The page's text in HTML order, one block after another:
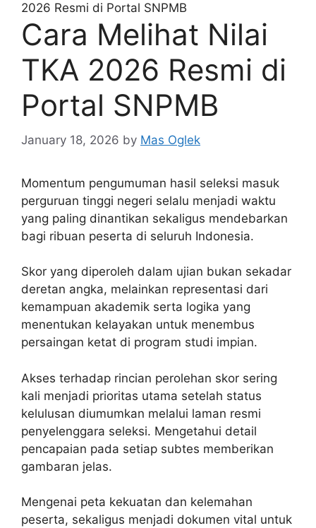
2026 Resmi di Portal SNPMB
Cara Melihat Nilai
TKA 2026 Resmi di
Portal SNPMB
January 18, 2026 by Mas Oglek
Momentum pengumuman hasil seleksi masuk
perguruan tinggi negeri selalu menjadi waktu
yang paling dinantikan sekaligus mendebarkan
bagi ribuan peserta di seluruh Indonesia.
Skor yang diperoleh dalam ujian bukan sekadar
deretan angka, melainkan representasi dari
kemampuan akademik serta logika yang
menentukan kelayakan untuk menembus
persaingan ketat di program studi impian.
Akses terhadap rincian perolehan skor sering
kali menjadi prioritas utama setelah status
kelulusan diumumkan melalui laman resmi
penyelenggara seleksi. Mengetahui detail
pencapaian pada setiap subtes memberikan
gambaran jelas.
Mengenai peta kekuatan dan kelemahan
peserta, sekaligus menjadi dokumen vital untuk